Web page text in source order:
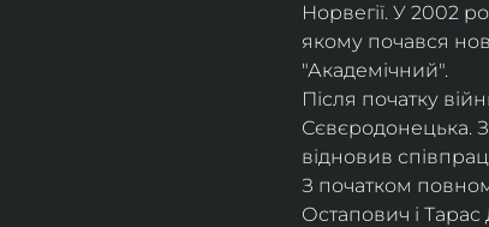
Норвегії. У 2002
якому почався
"Академічний".
Після початку
Сєвєродонецька.
відновив
З початком
Остапович і